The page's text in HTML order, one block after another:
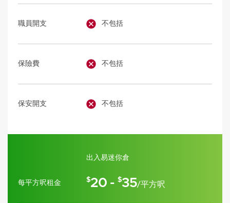
職員開支 不包括
保險費 不包括
保安開支 不包括
出入易迷你倉
每平方呎租金 $20 - $35/平方呎